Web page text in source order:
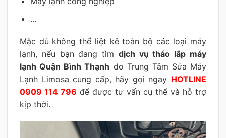
…
Mặc dù không thể liệt kê toàn bộ các loại máy
lạnh, nếu bạn đang tìm dịch vụ tháo lắp máy
lạnh Quận Bình Thạnh do Trung Tâm Sửa Máy
Lạnh Limosa cung cấp, hãy gọi ngay HOTLINE
0909 114 796 để được tư vấn cụ thể và hỗ trợ
kịp thời.